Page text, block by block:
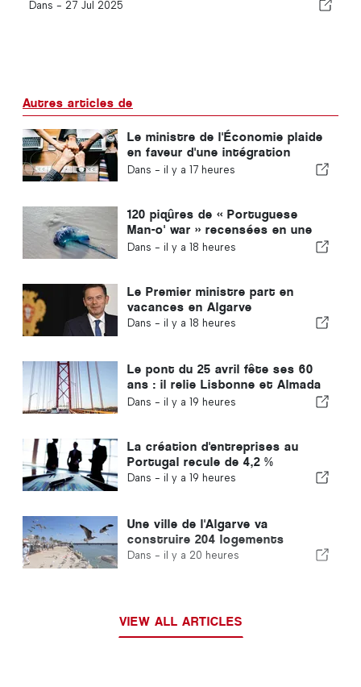
Dans - 27 Jul 2025
Autres articles de
Le ministre de l'Économie plaide
en faveur d'une intégration
encadrée et garantit une
Dans - il y a 17 heures
120 piqûres de « Portuguese
Man-o' war » recensées en une
seule journée
Dans - il y a 18 heures
Le Premier ministre part en
vacances en Algarve
Dans - il y a 18 heures
Le pont du 25 avril fête ses 60
ans : il relie Lisbonne et Almada
depuis tout ce temps
Dans - il y a 19 heures
La création d'entreprises au
Portugal recule de 4,2 %
Dans - il y a 19 heures
Une ville de l'Algarve va
construire 204 logements
Dans - il y a 20 heures
VIEW ALL ARTICLES